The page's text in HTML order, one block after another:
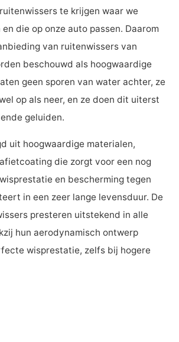
te krijgen waar we
die op onze auto passen. Daarom
van ruitenwissers van
beschouwd als hoogwaardige
geen sporen van water achter, ze
op als neer, en ze doen dit uiterst
geluiden.
uit hoogwaardige materialen,
die zorgt voor een nog
en bescherming tegen
in een zeer lange levensduur. De
presteren uitstekend in alle
hun aerodynamisch ontwerp
wisprestatie, zelfs bij hogere